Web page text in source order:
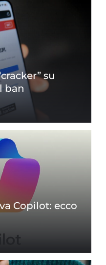
su
ban
Copilot: ecco